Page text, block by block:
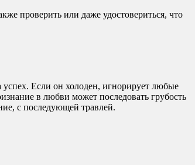
проверить или даже удостовериться, что
успех. Если он холоден, игнорирует любые
в любви может последовать грубость
с последующей травлей.